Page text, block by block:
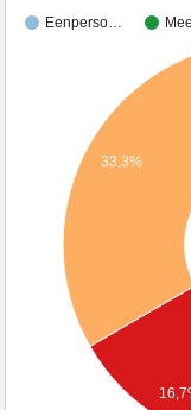
Eenperso…
33,3%